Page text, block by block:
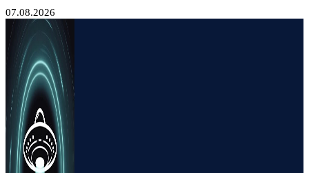
07.08.2026